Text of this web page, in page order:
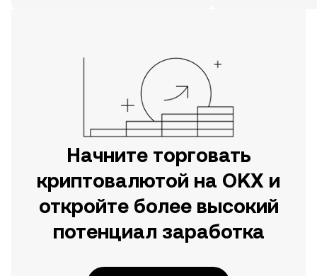
Начните торговать
криптовалютой на OKX и
откройте более высокий
потенциал заработка